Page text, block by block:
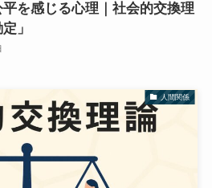
を感じる心理｜社会的交換理
」
人間関係